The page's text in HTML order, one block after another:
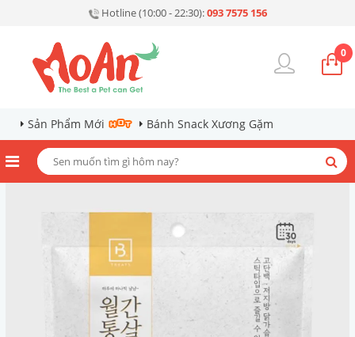
Hotline (10:00 - 22:30):093 7575 156
0
Sản Phẩm Mới Bánh Snack Xương Gặm